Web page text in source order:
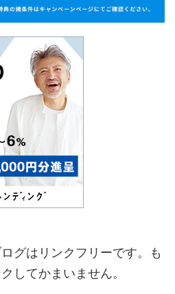
グはリンクフリーです。も
してかまいません。